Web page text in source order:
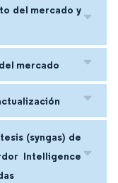
del mercado y
mercado
(syngas) de
Intelligence